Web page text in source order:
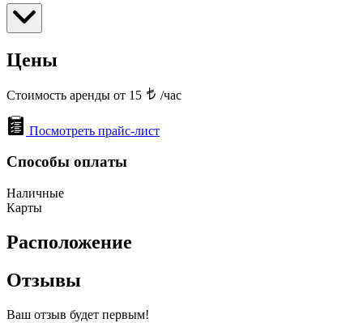
Цены
Стоимость аренды от 15 /час
Посмотреть прайс-лист
Способы оплаты
Наличные
Карты
Расположение
Отзывы
Ваш отзыв будет первым!